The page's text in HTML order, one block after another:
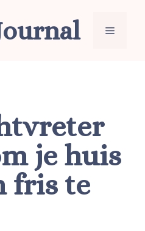
Menu
je huis
fris te